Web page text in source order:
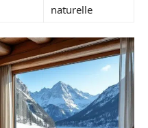
naturelle